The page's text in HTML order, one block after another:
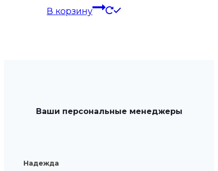
В корзину
Ваши персональные менеджеры
Надежда